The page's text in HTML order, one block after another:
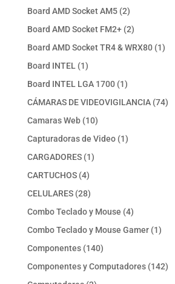
productos
Board AMD Socket AM5 22
productos
Board AMD Socket FM2+ 22
productos
Board AMD Socket TR4 & WRX80 11
Board INTEL 11
producto
Board INTEL LGA 1700 11
producto
CÁMARAS DE VIDEOVIGILANCIA 7474
Camaras Web 1010
productos
Capturadoras de Video 11
CARGADORES 11
CARTUCHOS 44
productos
CELULARES 2828
productos
Combo Teclado y Mouse 44
productos
Combo Teclado y Mouse Gamer 11
Componentes 140140
productos
Componentes y Computadores 142142